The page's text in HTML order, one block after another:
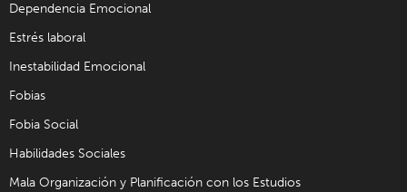
Dependencia Emocional
Estrés laboral
Inestabilidad Emocional
Fobias
Fobia Social
Habilidades Sociales
Mala Organización y Planificación con los Estudios